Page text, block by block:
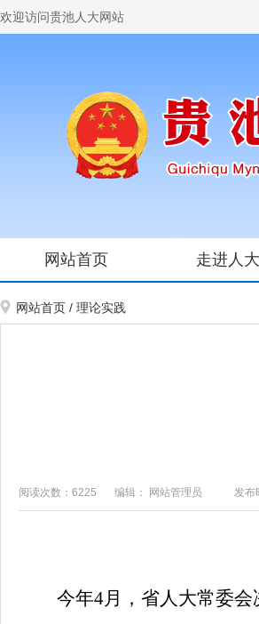
欢迎访问贵池人大网站
网站首页 走进人大
网站首页 / 理论实践
阅读次数：6225 编辑： 网站管理员 发布
今年4月，省人大常委